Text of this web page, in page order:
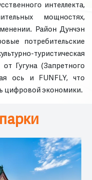
интеллекта,
мощностях,
Район Дунчэн
потребительские
туристическая
Гугуна (Запретного
ось и FUNFLY, что
цифровой экономики.